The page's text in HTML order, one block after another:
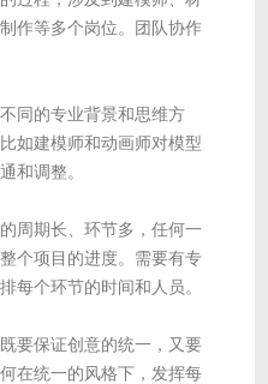
作等多个岗位。团队协作
同的专业背景和思维方
如建模师和动画师对模型
和调整。
周期长、环节多，任何一
个项目的进度。需要有专
每个环节的时间和人员。
要保证创意的统一，又要
在统一的风格下，发挥每